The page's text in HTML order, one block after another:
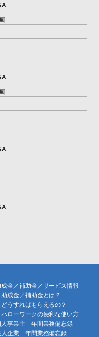
成金／補助金／サービス情報
助成金／補助金とは？
どうすればもらえるの？
ハローワークの便利な使い方
人事業主 年間業務備忘録
人企業 年間業務備忘録